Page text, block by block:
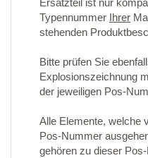
Ersatzteil ist nur
Typennummer Ihrer
stehenden
Bitte prüfen Sie
Explosionszeichnung
der jeweiligen Pos-
Alle Elemente, welche
Pos-Nummer
gehören zu dieser